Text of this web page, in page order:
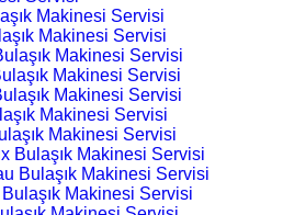
Makinesi Servisi
Makinesi Servisi
Makinesi Servisi
Makinesi Servisi
Makinesi Servisi
Makinesi Servisi
Makinesi Servisi
Bulaşık Makinesi Servisi
Bulaşık Makinesi Servisi
Makinesi Servisi